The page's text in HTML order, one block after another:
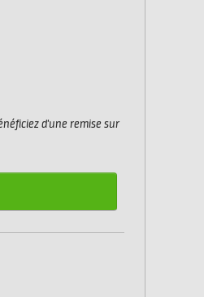
d'une remise sur